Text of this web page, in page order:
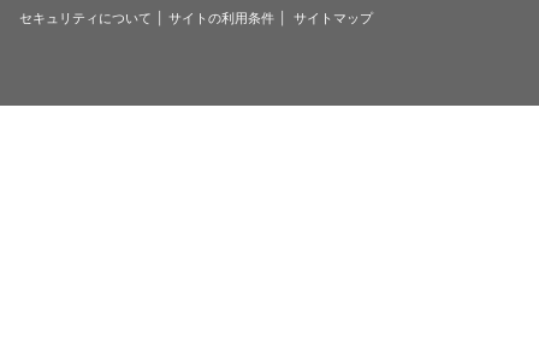
セキュリティについて
サイトの利用条件 サイトマップ